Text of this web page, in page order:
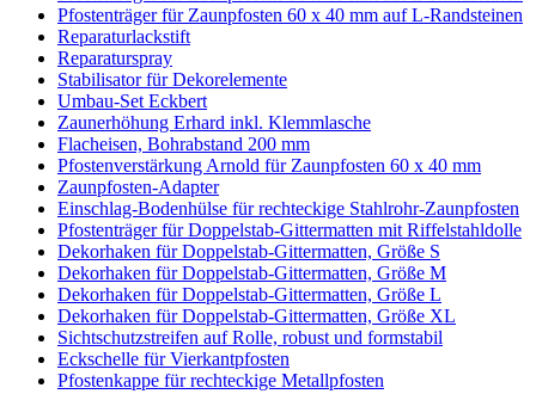
Pfostenträger für Zaunpfosten 60 x 40 mm auf L-Randsteinen
Reparaturlackstift
Reparaturspray
Stabilisator für Dekorelemente
Umbau-Set Eckbert
Zaunerhöhung Erhard inkl. Klemmlasche
Flacheisen, Bohrabstand 200 mm
Pfostenverstärkung Arnold für Zaunpfosten 60 x 40 mm
Zaunpfosten-Adapter
Einschlag-Bodenhülse für rechteckige Stahlrohr-Zaunpfosten
Pfostenträger für Doppelstab-Gittermatten mit Riffelstahldolle
Dekorhaken für Doppelstab-Gittermatten, Größe S
Dekorhaken für Doppelstab-Gittermatten, Größe M
Dekorhaken für Doppelstab-Gittermatten, Größe L
Dekorhaken für Doppelstab-Gittermatten, Größe XL
Sichtschutzstreifen auf Rolle, robust und formstabil
Eckschelle für Vierkantpfosten
Pfostenkappe für rechteckige Metallpfosten